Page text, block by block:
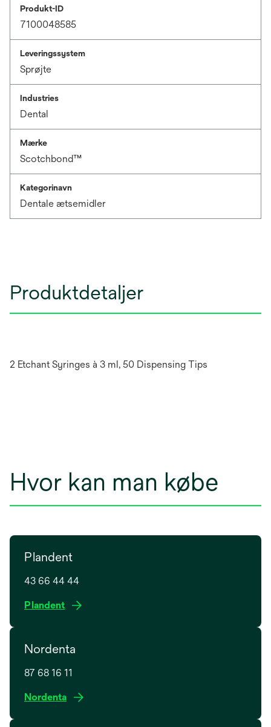
Produkt-ID
7100048585
Leveringssystem
Sprøjte
Industries
Dental
Mærke
Scotchbond™
Kategorinavn
Dentale ætsemidler
Produktdetaljer
2 Etchant Syringes à 3 ml, 50 Dispensing Tips
Hvor kan man købe
Plandent
43 66 44 44
Plandento
n
i
Nordenta
87 68 16 11
Nordentao